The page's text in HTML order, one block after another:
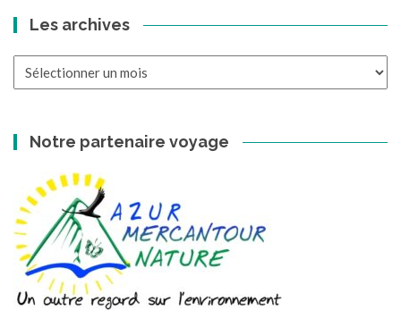
Les archives
Notre partenaire voyage